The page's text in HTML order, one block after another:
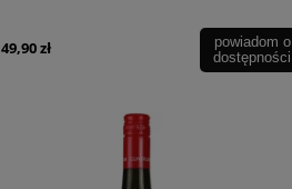
49,90 zł
powiadom o
dostępności